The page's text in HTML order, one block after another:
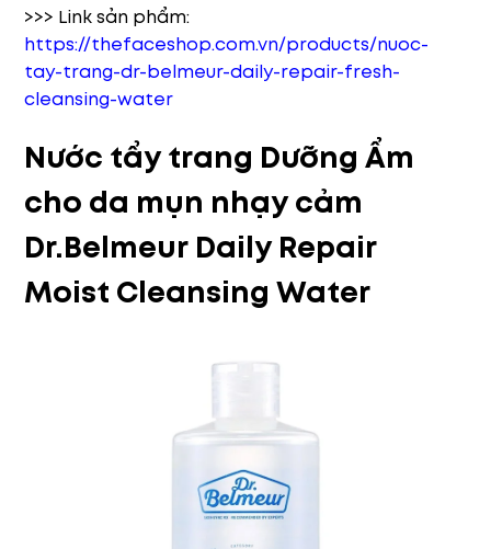
>>> Link sản phẩm:
https://thefaceshop.com.vn/products/nuoc-
tay-trang-dr-belmeur-daily-repair-fresh-
cleansing-water
Nước tẩy trang Dưỡng Ẩm
cho da mụn nhạy cảm
Dr.Belmeur Daily Repair
Moist Cleansing Water